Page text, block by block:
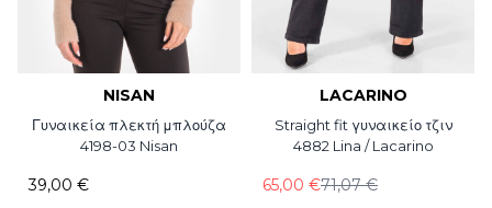
NISAN
Γυναικεία πλεκτή μπλούζα
4198-03 Nisan
39,00 €
LACARINO
Straight fit γυναικείο τζιν
4882 Lina / Lacarino
71,07 €
65,00 €